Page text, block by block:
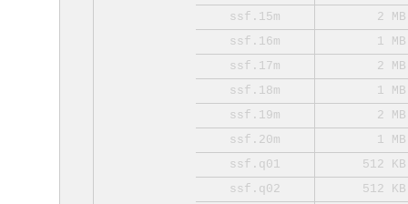
ssf.15m
2 MB
ssf.16m
1 MB
ssf.17m
2 MB
ssf.18m
1 MB
ssf.19m
2 MB
ssf.20m
1 MB
ssf.q01
512 KB
ssf.q02
512 KB